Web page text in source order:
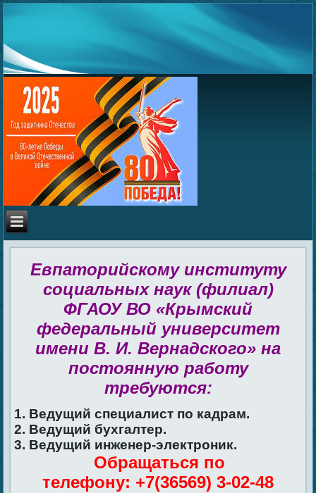
Евпаторийскому институту
социальных наук (филиал)
ФГАОУ ВО «Крымский
федеральный университет
имени В. И. Вернадского» на
постоянную работу
требуются:
1. Ведущий специалист по кадрам.
2. Ведущий бухгалтер.
3. Ведущий инженер-электроник.
Обращаться по
телефону: +7(36569) 3-02-48